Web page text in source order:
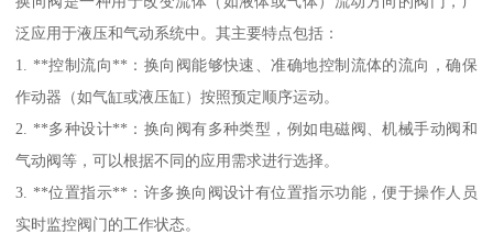
泛应用于液压和气动系统中。其主要特点包括：
1. **控制流向**：换向阀能够快速、准确地控制流体的流向，确保
作动器（如气缸或液压缸）按照预定顺序运动。
2. **多种设计**：换向阀有多种类型，例如电磁阀、机械手动阀和
气动阀等，可以根据不同的应用需求进行选择。
3. **位置指示**：许多换向阀设计有位置指示功能，便于操作人员
实时监控阀门的工作状态。